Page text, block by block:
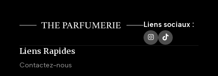
Liens sociaux :
Liens Rapides
Contactez-nous